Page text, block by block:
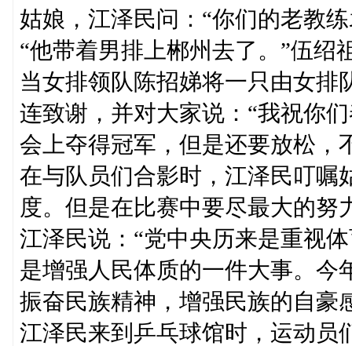
姑娘，江泽民问：“你们的老教
“他带着男排上郴州去了。”伍绍
当女排领队陈招娣将一只由女排
连致谢，并对大家说：“我祝你
会上夺得冠军，但是还要放松，
在与队员们合影时，江泽民叮嘱
度。但是在比赛中要尽最大的努
江泽民说：“党中央历来是重视
是增强人民体质的一件大事。今
振奋民族精神，增强民族的自豪
江泽民来到乒乓球馆时，运动员